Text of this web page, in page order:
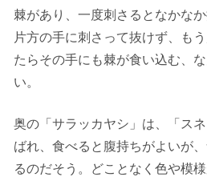
棘があり、一度刺さるとなかな
片方の手に刺さって抜けず、も
たらその手にも棘が食い込む、
い。
奥の「サラッカヤシ」は、「ス
ばれ、食べると腹持ちがよいが
るのだそう。どことなく色や模